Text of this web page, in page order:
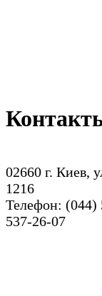
02660 г. Киев,
1216
Телефон: (044)
537-26-07